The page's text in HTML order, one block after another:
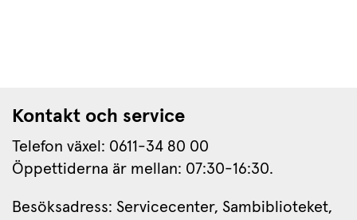
Kontakt och service
Telefon växel: 0611-34 80 00
Öppettiderna är mellan: 07:30-16:30.
Besöksadress: Servicecenter, Sambiblioteket,